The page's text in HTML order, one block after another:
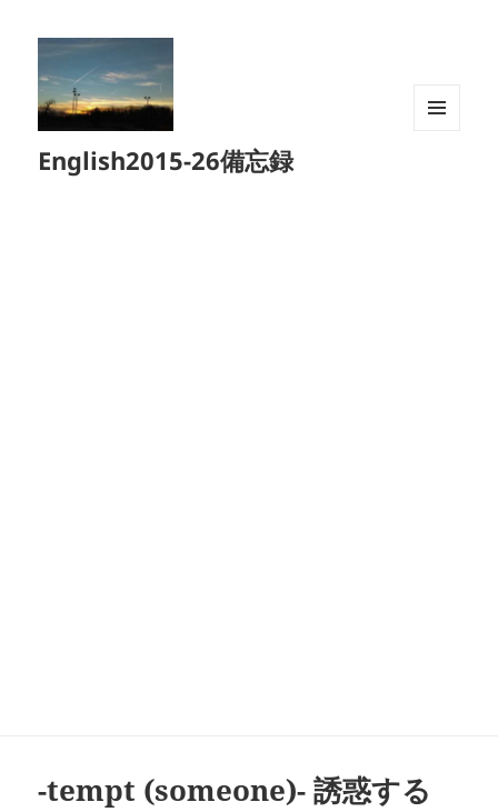
English2015-26備忘録
-tempt (someone)- 誘惑する